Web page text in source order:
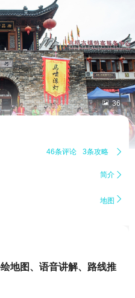
 36
46条评论 3条攻略 
简介 
地图 
地图、语音讲解、路线推